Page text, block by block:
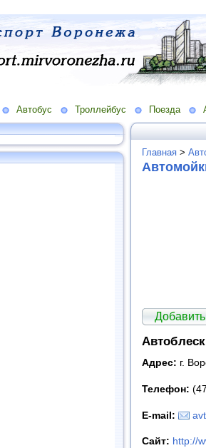
Автобус Троллейбус Поезда
Главная >
Автоблеск
Адрес: г.
Телефон:
E-mail:
Сайт: http://